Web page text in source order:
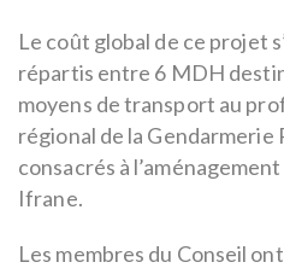
Le coût global de ce projet
répartis entre 6 MDH
moyens de transport au
régional de la Gendarmerie
consacrés à
Ifrane.
Les membres du Conseil